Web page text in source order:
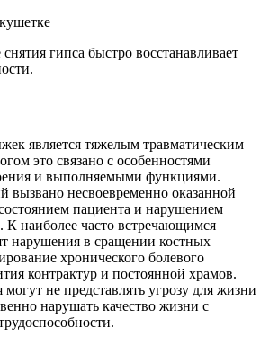
гипса быстро восстанавливает
является тяжелым травматическим
это связано с особенностями
и выполняемыми функциями.
вызвано несвоевременно оказанной
пациента и нарушением
К наиболее часто встречающимся
нарушения в сращении костных
хронического болевого
контрактур и постоянной храмов.
не представлять угрозу для жизни
нарушать качество жизни с